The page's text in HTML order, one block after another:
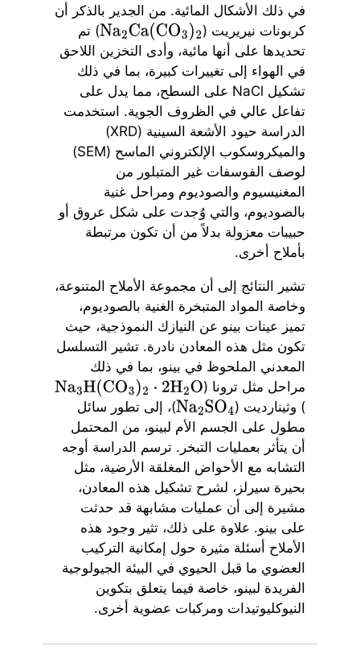
في ذلك الأشكال المائية. من الجدير بالذكر أن
كربونات نيريريت (
Na2Ca(CO3)2
) تم
تحديدها على أنها مائية، وأدى التخزين اللاحق
في الهواء إلى تغييرات كبيرة، بما في ذلك
تشكيل NaCl على السطح، مما يدل على
تفاعل عالي في الظروف الجوية. استخدمت
الدراسة حيود الأشعة السينية (XRD)
والميكروسكوب الإلكتروني الماسح (SEM)
لوصف الفوسفات غير المتبلور من
المغنيسيوم والصوديوم ومراحل غنية
بالصوديوم، والتي وُجدت على شكل عروق أو
حبيبات معزولة بدلاً من أن تكون مرتبطة
بأملاح أخرى.
تشير النتائج إلى أن مجموعة الأملاح المتنوعة،
وخاصة المواد المتبخرة الغنية بالصوديوم،
تميز عينات بينو عن النيازك النموذجية، حيث
تكون مثل هذه المعادن نادرة. تشير التسلسل
المعدني الملحوظ في بينو، بما في ذلك
مراحل مثل ترونا (
Na3H (CO 3)2⋅2H
) وثينارديت (
Na2SO4
)، إلى تطور سائل
مطول على الجسم الأم لبينو، من المحتمل
أن يتأثر بعمليات التبخر. ترسم الدراسة أوجه
التشابه مع الأحواض المغلقة الأرضية، مثل
بحيرة سيرلز، لشرح تشكيل هذه المعادن،
مشيرة إلى أن عمليات مشابهة قد حدثت
على بينو. علاوة على ذلك، تثير وجود هذه
الأملاح أسئلة مثيرة حول إمكانية التركيب
العضوي ما قبل الحيوي في البيئة الجيولوجية
الفريدة لبينو، خاصة فيما يتعلق بتكوين
النيوكليوتيدات ومركبات عضوية أخرى.